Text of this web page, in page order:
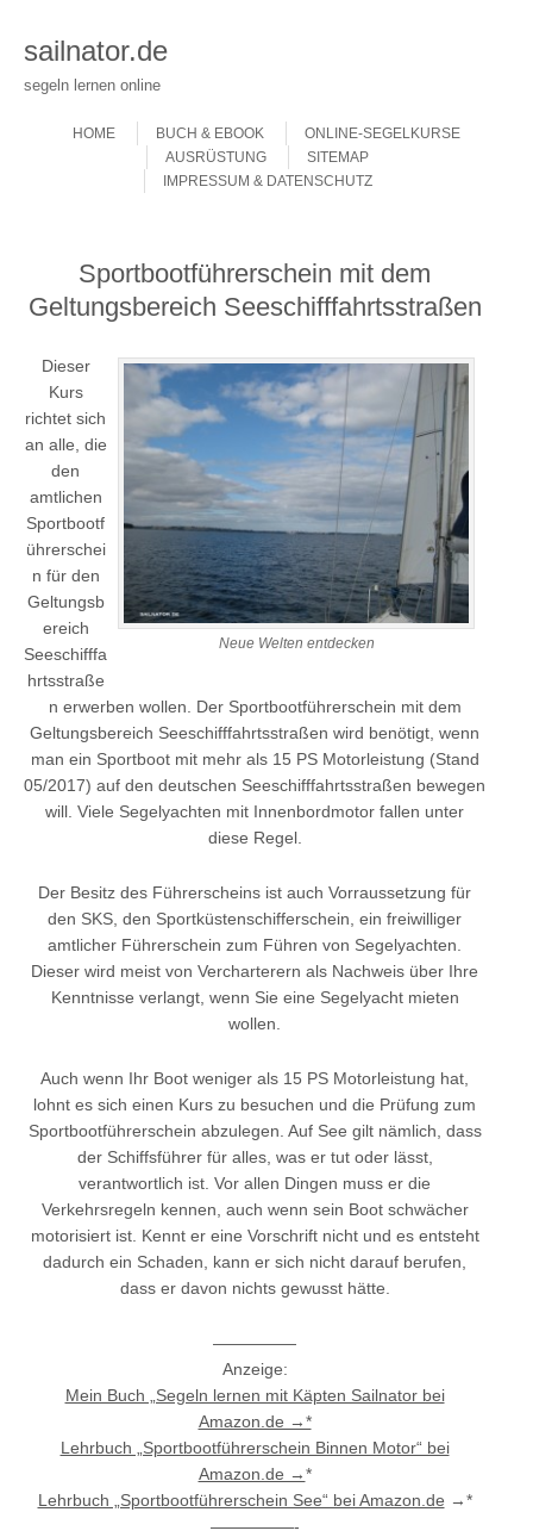
sailnator.de
segeln lernen online
MenuHOME
BUCH & EBOOK
ONLINE-SEGELKURSE
AUSRÜSTUNG
SITEMAP
IMPRESSUM & DATENSCHUTZ
Sportbootführerschein mit dem
Geltungsbereich Seeschifffahrtsstraßen
Neue Welten entdecken
Dieser
Kurs
richtet sich
an alle, die
den
amtlichen
Sportbootf
ührerschei
n für den
Geltungsb
ereich
Seeschifffa
hrtsstraße
n erwerben wollen. Der Sportbootführerschein mit dem
Geltungsbereich Seeschifffahrtsstraßen wird benötigt, wenn
man ein Sportboot mit mehr als 15 PS Motorleistung (Stand
05/2017) auf den deutschen Seeschifffahrtsstraßen bewegen
will. Viele Segelyachten mit Innenbordmotor fallen unter
diese Regel.
Der Besitz des Führerscheins ist auch Vorraussetzung für
den SKS, den Sportküstenschifferschein, ein freiwilliger
amtlicher Führerschein zum Führen von Segelyachten.
Dieser wird meist von Vercharterern als Nachweis über Ihre
Kenntnisse verlangt, wenn Sie eine Segelyacht mieten
wollen.
Auch wenn Ihr Boot weniger als 15 PS Motorleistung hat,
lohnt es sich einen Kurs zu besuchen und die Prüfung zum
Sportbootführerschein abzulegen. Auf See gilt nämlich, dass
der Schiffsführer für alles, was er tut oder lässt,
verantwortlich ist. Vor allen Dingen muss er die
Verkehrsregeln kennen, auch wenn sein Boot schwächer
motorisiert ist. Kennt er eine Vorschrift nicht und es entsteht
dadurch ein Schaden, kann er sich nicht darauf berufen,
dass er davon nichts gewusst hätte.
—————
Anzeige:
Mein Buch „Segeln lernen mit Käpten Sailnator bei
Amazon.de →*
Lehrbuch „Sportbootführerschein Binnen Motor“ bei
Amazon.de →*
Lehrbuch „Sportbootführerschein See“ bei Amazon.de →*
—————-